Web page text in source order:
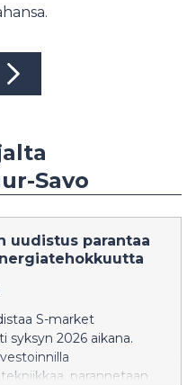
Savo
uudistus parantaa
S-market
syksyn 2026 aikana.
parannetaan